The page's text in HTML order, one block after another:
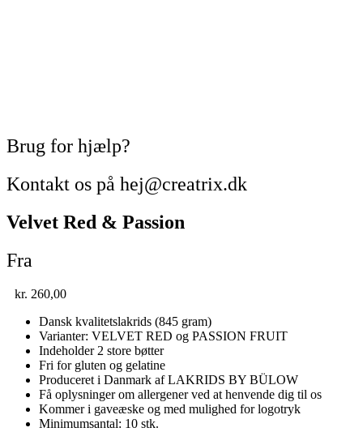
Brug for hjælp?
Kontakt os på hej@creatrix.dk
Velvet Red & Passion
Fra
kr. 260,00
Dansk kvalitetslakrids (845 gram)
Varianter: VELVET RED og PASSION FRUIT
Indeholder 2 store bøtter
Fri for gluten og gelatine
Produceret i Danmark af LAKRIDS BY BÜLOW
Få oplysninger om allergener ved at henvende dig til os
Kommer i gaveæske og med mulighed for logotryk
Minimumsantal: 10 stk.